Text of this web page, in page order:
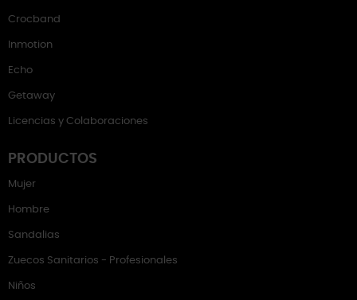
Crocband
Inmotion
Echo
Getaway
Licencias y Colaboraciones
PRODUCTOS
Mujer
Hombre
Sandalias
Zuecos Sanitarios - Profesionales
Niños